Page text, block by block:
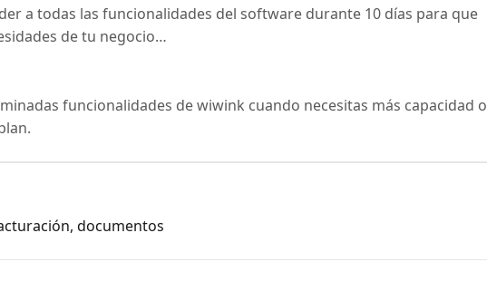
a todas las funcionalidades del software durante 10 días para que
de tu negocio…
funcionalidades de wiwink cuando necesitas más capacidad o
documentos